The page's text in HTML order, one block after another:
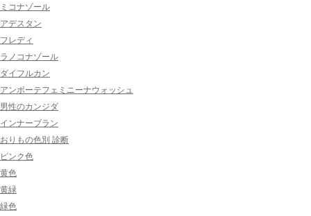
ミコナゾール
アデスタン
フレディ
ラノコナゾール
ダイフルカン
アンボーテフェミニーナウォッシュ
男性のカンジダ
インナーブラン
おりもの色別 診断
ピンク色
黄色
黄緑
緑色